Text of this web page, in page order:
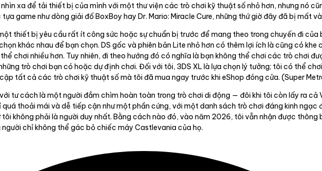
xa để tải thiết bị của mình với một thư viện các trò chơi kỹ thuật số nhỏ hơn, nhưng nó
game như dòng giải đố BoxBoy hay Dr. Mario: Miracle Cure, những thứ giờ đây đã bị mất
thiết bị yêu cầu rất ít công sức hoặc sự chuẩn bị trước để mang theo trong chuyến đi của
khác nhau để bạn chọn. DS gốc và phiên bản Lite nhỏ hơn có thêm lợi ích là cũng có khe
chơi nhiều hơn. Tuy nhiên, đi theo hướng đó có nghĩa là bạn không thể chơi các trò chơi
trò chơi bạn có hoặc dự định chơi. Đối với tôi, 3DS XL là lựa chọn lý tưởng; tôi có thể
tất cả các trò chơi kỹ thuật số mà tôi đã mua ngay trước khi eShop đóng cửa. (Super
tư cách là một người đắm chìm hoàn toàn trong trò chơi di động — đôi khi tôi còn lấy ra cả
thoải mái và dễ tiếp cận như một phần cứng, với một danh sách trò chơi đáng kinh ngạc
không phải là người duy nhất. Bằng cách nào đó, vào năm 2026, tôi vẫn nhận được thông
chỉ không thể gác bỏ chiếc máy Castlevania của họ.